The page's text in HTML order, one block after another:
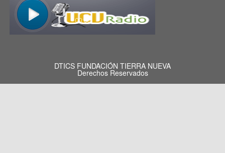
DTICS FUNDACIÓN TIERRA NUEVA
Derechos Reservados